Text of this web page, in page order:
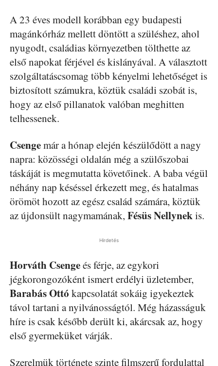
A 23 éves modell korábban egy budapesti
magánkórház mellett döntött a szüléshez, ahol
nyugodt, családias környezetben tölthette az
első napokat férjével és kislányával. A választott
szolgáltatáscsomag több kényelmi lehetőséget is
biztosított számukra, köztük családi szobát is,
hogy az első pillanatok valóban meghitten
telhessenek.
Csengemár a hónap elején készülődött a nagy
napra: közösségi oldalán még a szülőszobai
táskáját is megmutatta követőinek. A baba végül
néhány nap késéssel érkezett meg, és hatalmas
örömöt hozott az egész család számára, köztük
az újdonsült nagymamának, Fésüs Nellynekis.
Hirdetés
Horváth Csengeés férje, az egykori
jégkorongozóként ismert erdélyi üzletember,
Barabás Ottó kapcsolatát sokáig igyekeztek
távol tartani a nyilvánosságtól. Még házasságuk
híre is csak később derült ki, akárcsak az, hogy
első gyermeküket várják.
Szerelmük története szinte filmszerű fordulattal